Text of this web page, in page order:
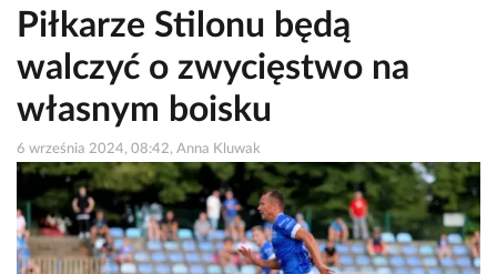
Piłkarze Stilonu będą
walczyć o zwycięstwo na
własnym boisku
6 września 2024, 08:42, Anna Kluwak